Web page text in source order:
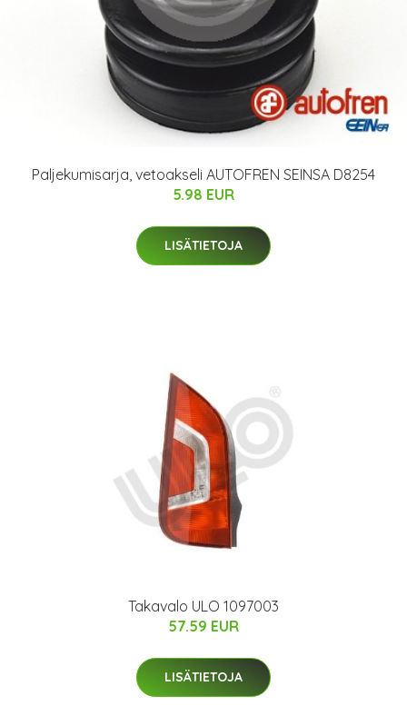
Paljekumisarja, vetoakseli AUTOFREN SEINSA D8254
5.98 EUR
LISÄTIETOJA
Takavalo ULO 1097003
57.59 EUR
LISÄTIETOJA